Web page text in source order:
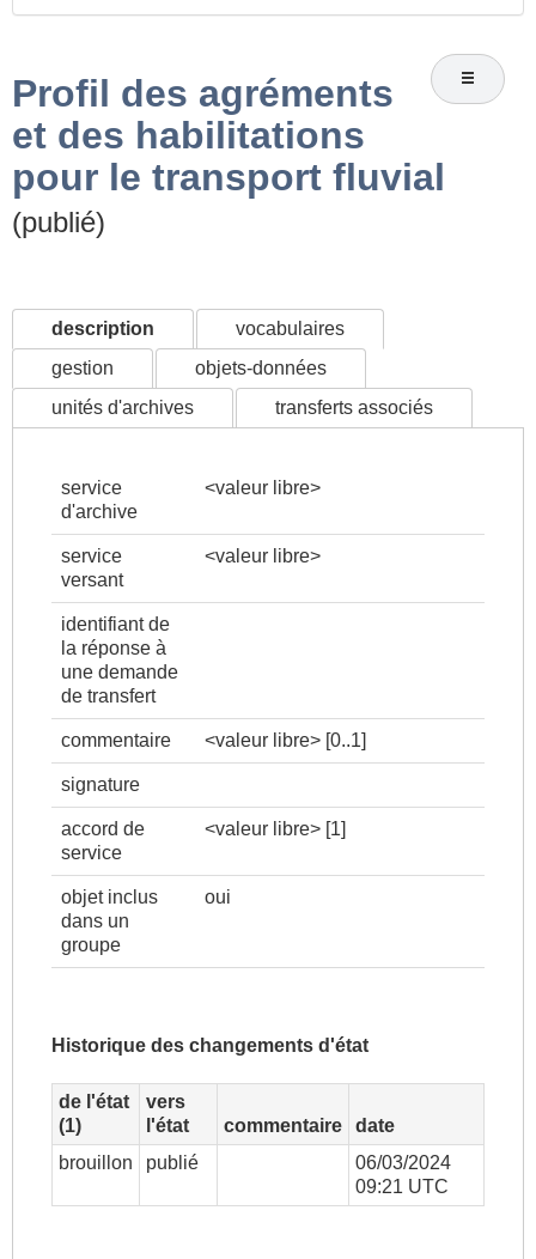
Profil des agréments
et des habilitations
pour le transport fluvial
(publié)
description
vocabulaires
gestion
objets-données
unités d'archives
transferts associés
service
d'archive
<valeur libre>
service
versant
<valeur libre>
identifiant de
la réponse à
une demande
de transfert
commentaire <valeur libre> [0..1]
signature
accord de
service
<valeur libre> [1]
objet inclus
dans un
groupe
oui
Historique des changements d'état
de l'état
(1)
vers
l'état
commentaire
date
brouillon
publié
06/03/2024
09:21 UTC